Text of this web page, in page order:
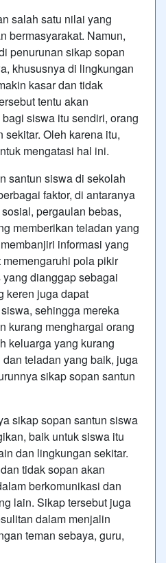
salah satu nilai yang
bermasyarakat. Namun,
penurunan sikap sopan
khususnya di lingkungan
kasar dan tidak
tentu akan
siswa itu sendiri, orang
Oleh karena itu,
mengatasi hal ini.
santun siswa di sekolah
faktor, di antaranya
pergaulan bebas,
memberikan teladan yang
informasi yang
pola pikir
dianggap sebagai
keren juga dapat
sehingga mereka
kurang menghargai orang
keluarga yang kurang
teladan yang baik, juga
sikap sopan santun
sikap sopan santun siswa
baik untuk siswa itu
dan lingkungan sekitar.
tidak sopan akan
berkomunikasi dan
lain. Sikap tersebut juga
dalam menjalin
teman sebaya, guru,